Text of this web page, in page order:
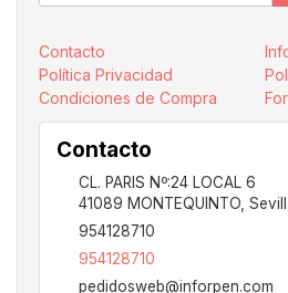
Contacto
Política Privacidad
Condiciones de Compra
Contacto
CL. PARIS Nº:24 LOCAL 6
41089 MONTEQUINTO
954128710
954128710
pedidosweb@inforpen.com